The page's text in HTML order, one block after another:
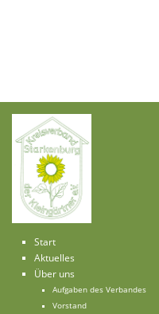
Start
Aktuelles
Über uns
Aufgaben des Verbandes
Vorstand